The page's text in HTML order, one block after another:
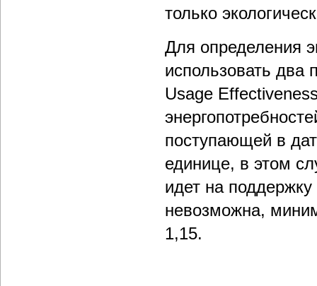
только
Для определения
использовать два
Usage
поступающей в
единице, в этом
идет на
невозможна,
1,15.